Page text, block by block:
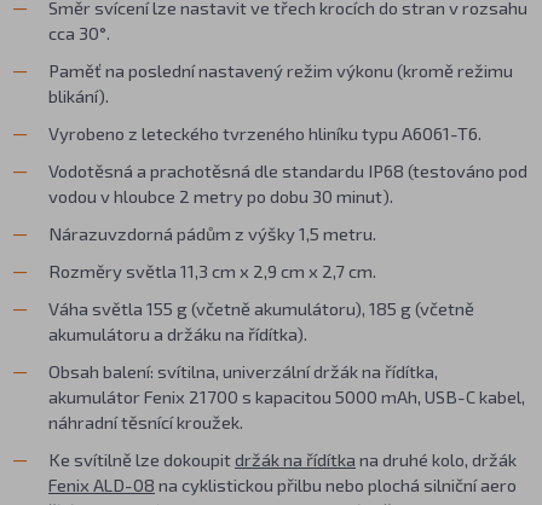
Směr svícení lze nastavit ve třech krocích do stran v rozsahu
cca 30°.
Paměť na poslední nastavený režim výkonu (kromě režimu
blikání).
Vyrobeno z leteckého tvrzeného hliníku typu A6061-T6.
Vodotěsná a prachotěsná dle standardu IP68 (testováno pod
vodou v hloubce 2 metry po dobu 30 minut).
Nárazuvzdorná pádům z výšky 1,5 metru.
Rozměry světla 11,3 cm x 2,9 cm x 2,7 cm.
Váha světla 155 g (včetně akumulátoru), 185 g (včetně
akumulátoru a držáku na řídítka).
Obsah balení: svítilna, univerzální držák na řídítka,
akumulátor Fenix 21700 s kapacitou 5000 mAh, USB-C kabel,
náhradní těsnící kroužek.
Ke svítilně lze dokoupitdržák na řídítka na druhé kolo, držák
Fenix ALD-08 na cyklistickou přilbu nebo plochá silniční aero